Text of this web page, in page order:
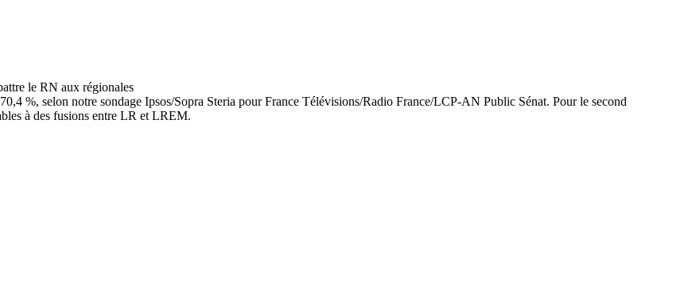
%, selon notre sondage Ipsos/Sopra Steria pour France Télévisions/Radio France/LCP-AN Public Sénat. Pour le second
à des fusions entre LR et LREM.